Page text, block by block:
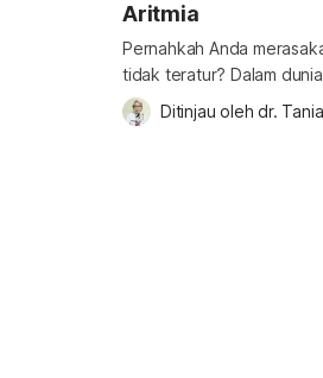
Aritmia
Pernahkah Anda
tidak teratur? Dalam
dalam mengenai gejala,
bawah ini. Apa itu
Ditinjau oleh dr.